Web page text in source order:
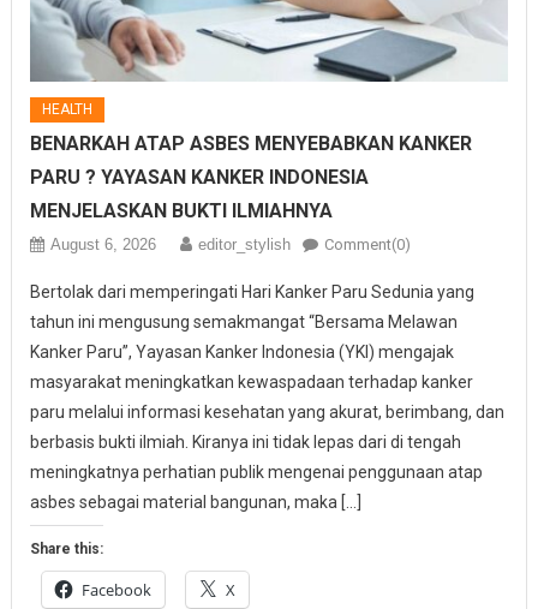
HEALTH
BENARKAH ATAP ASBES MENYEBABKAN KANKER
PARU ? YAYASAN KANKER INDONESIA
MENJELASKAN BUKTI ILMIAHNYA
August 6, 2026 editor_stylish Comment(0)
Bertolak dari memperingati Hari Kanker Paru Sedunia yang
tahun ini mengusung semakmangat “Bersama Melawan
Kanker Paru”, Yayasan Kanker Indonesia (YKI) mengajak
masyarakat meningkatkan kewaspadaan terhadap kanker
paru melalui informasi kesehatan yang akurat, berimbang, dan
berbasis bukti ilmiah. Kiranya ini tidak lepas dari di tengah
meningkatnya perhatian publik mengenai penggunaan atap
asbes sebagai material bangunan, maka […]
Share this:
Facebook X